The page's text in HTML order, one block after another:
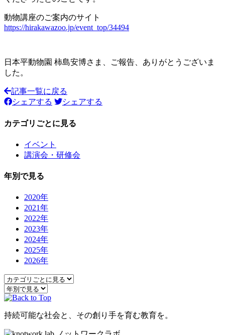
動物講座のご案内のサイト
https://hirakawazoo.jp/event_top/34494
日本平動物園 柿島安博さま、ご報告、ありがとうございま
した。
記事一覧に戻る
シェアする
シェアする
カテゴリごとに見る
イベント
講演会・研修会
年別で見る
2020年
2021年
2022年
2023年
2024年
2025年
2026年
持続可能な社会と、その創り手を育む教育を。